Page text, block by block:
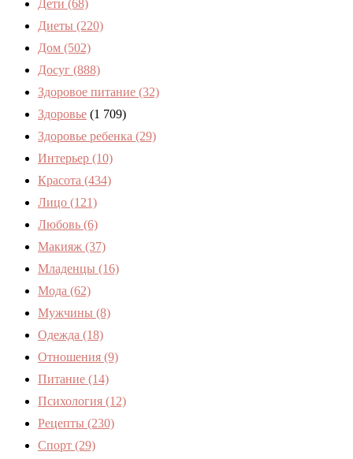
Дети (68)
Диеты (220)
Дом (502)
Досуг (888)
Здоровое питание (32)
Здоровье (1 709)
Здоровье ребенка (29)
Интерьер (10)
Красота (434)
Лицо (121)
Любовь (6)
Макияж (37)
Младенцы (16)
Мода (62)
Мужчины (8)
Одежда (18)
Отношения (9)
Питание (14)
Психология (12)
Рецепты (230)
Спорт (29)